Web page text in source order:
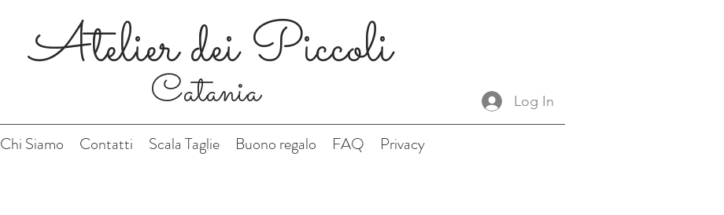
Atelier dei Piccoli
Catania Log In
Chi Siamo Contatti Scala Taglie Buono regalo FAQ Privacy